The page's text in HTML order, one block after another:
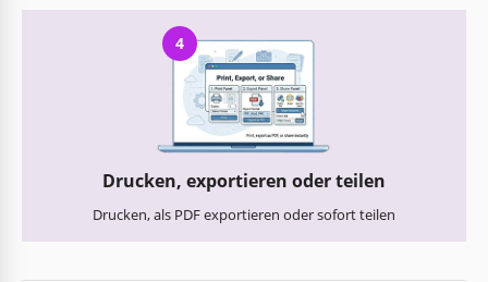
4
Drucken, exportieren oder teilen
Drucken, als PDF exportieren oder sofort teilen